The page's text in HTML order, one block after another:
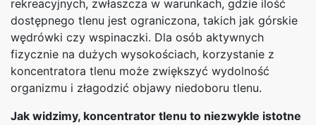
rekreacyjnych, zwłaszcza w warunkach, gdzie ilość
dostępnego tlenu jest ograniczona, takich jak górskie
wędrówki czy wspinaczki. Dla osób aktywnych
fizycznie na dużych wysokościach, korzystanie z
koncentratora tlenu może zwiększyć wydolność
organizmu i złagodzić objawy niedoboru tlenu.
Jak widzimy, koncentrator tlenu to niezwykle istotne